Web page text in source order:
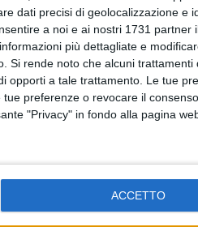
dati precisi di geolocalizzazione e
a noi e ai nostri 1731 partner
più dettagliate e
Si rende noto che alcuni trattamenti
opporti a tale trattamento. Le tue
preferenze o revocare il
"Privacy" in fondo alla pagina
ACCETTO
la Juve Stabia
campano avrà la forza
favorendo così un
musicale Bembé sotto
di Bari